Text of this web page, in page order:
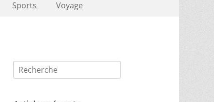
Sports Voyage
Rechercher :